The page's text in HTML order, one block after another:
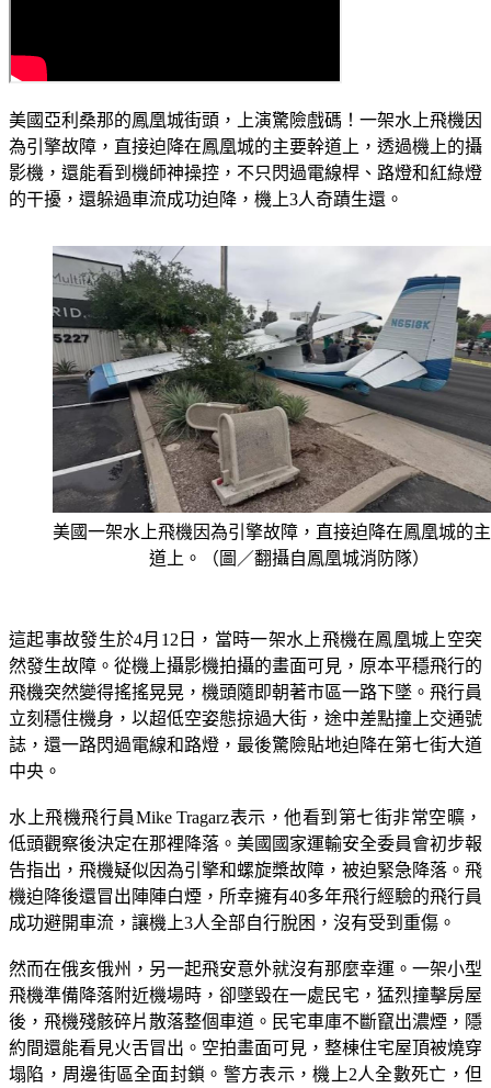
美國亞利桑那的鳳凰城街頭，上演驚險戲碼！一架水上飛機因
為引擎故障，直接迫降在鳳凰城的主要幹道上，透過機上的攝
影機，還能看到機師神操控，不只閃過電線桿、路燈和紅綠燈
美國一架水上飛機因為引擎故障，直接迫降在鳳凰城的
這起事故發生於4月12日，當時一架水上飛機在鳳凰城上空突
然發生故障。從機上攝影機拍攝的畫面可見，原本平穩飛行的
飛機突然變得搖搖晃晃，機頭隨即朝著市區一路下墜。飛行員
立刻穩住機身，以超低空姿態掠過大街，途中差點撞上交通號
誌，還一路閃過電線和路燈，最後驚險貼地迫降在第七街大道
水上飛機飛行員Mike Tragarz表示，他看到第七街非常空曠，
低頭觀察後決定在那裡降落。美國國家運輸安全委員會初步報
告指出，飛機疑似因為引擎和螺旋槳故障，被迫緊急降落。飛
機迫降後還冒出陣陣白煙，所幸擁有40多年飛行經驗的飛行員
然而在俄亥俄州，另一起飛安意外就沒有那麼幸運。一架小型
飛機準備降落附近機場時，卻墜毀在一處民宅，猛烈撞擊房屋
後，飛機殘骸碎片散落整個車道。民宅車庫不斷竄出濃煙，隱
約間還能看見火舌冒出。空拍畫面可見，整棟住宅屋頂被燒穿